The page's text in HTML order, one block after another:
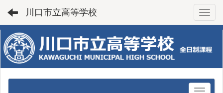
川口市立高等学校